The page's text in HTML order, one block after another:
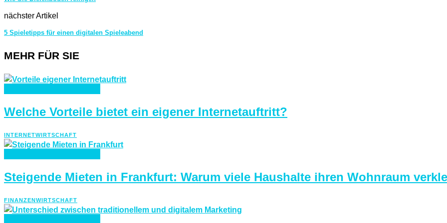
nächster Artikel
5 Spieletipps für einen digitalen Spieleabend
MEHR FÜR SIE
Welche Vorteile bietet ein eigener Internetauftritt?
INTERNETWIRTSCHAFT
Steigende Mieten in Frankfurt: Warum viele Haushalte ihren Wohnraum
FINANZENWIRTSCHAFT